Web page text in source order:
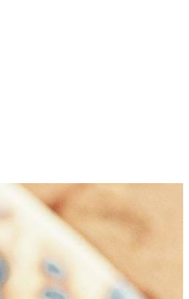
Op smaak brengen met zout